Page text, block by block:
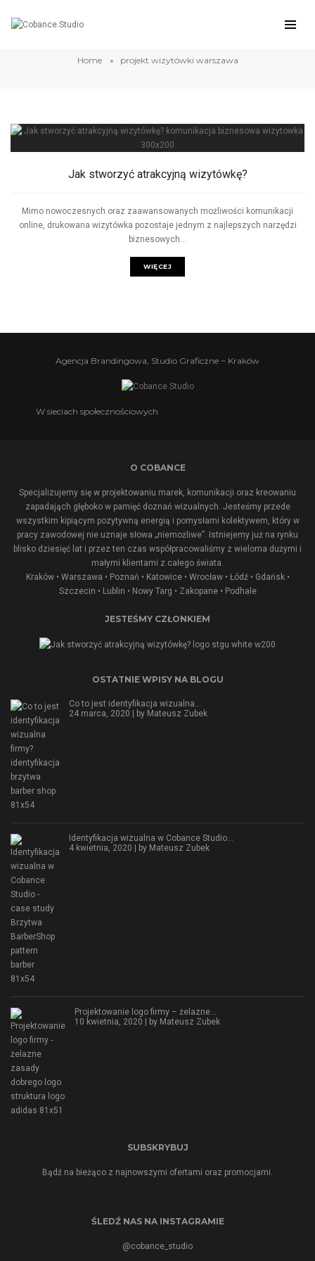
projekt wizytówki warszawa
Home projekt wizytówki warszawa
Jak stworzyć atrakcyjną wizytówkę?
Mimo nowoczesnych oraz zaawansowanych możliwości komunikacji
online, drukowana wizytówka pozostaje jednym z najlepszych narzędzi
biznesowych...
WIĘCEJ
Agencja Brandingowa, Studio Graficzne ~ Kraków
W sieciach społecznościowych
O COBANCE
Specjalizujemy się w projektowaniu marek, komunikacji oraz kreowaniu
zapadająch głęboko w pamięć doznań wizualnych. Jesteśmy przede
wszystkim kipiącym pozytywną energią i pomysłami kolektywem, który w
pracy zawodowej nie uznaje słowa „niemożliwe”. Istniejemy już na rynku
blisko dziesięć lat i przez ten czas współpracowaliśmy z wieloma dużymi i
małymi klientami z całego świata.
Kraków • Warszawa • Poznań • Katowice • Wrocław • Łódź • Gdańsk •
Szczecin • Lublin • Nowy Targ • Zakopane• Podhale
JESTEŚMY CZŁONKIEM
OSTATNIE WPISY NA BLOGU
Co to jest identyfikacja wizualna…
24 marca, 2020 | by Mateusz Zubek
Identyfikacja wizualna w Cobance Studio…
4 kwietnia, 2020 | by Mateusz Zubek
Projektowanie logo firmy – żelazne…
10 kwietnia, 2020 | by Mateusz Zubek
SUBSKRYBUJ
Bądź na bieżąco z najnowszymi ofertami oraz promocjami.
ŚLEDŹ NAS NA INSTAGRAMIE
@cobance_studio